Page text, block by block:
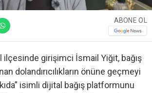
ABONE OL
ilçesinde girişimci İsmail Yiğit, bağış
dolandırıcılıkların önüne geçmeyi
isimli dijital bağış platformunu